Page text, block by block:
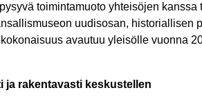
toimintamuoto yhteisöjen
uudisosan, historiallisen
avautuu yleisölle vuonna
ja rakentavasti keskustellen